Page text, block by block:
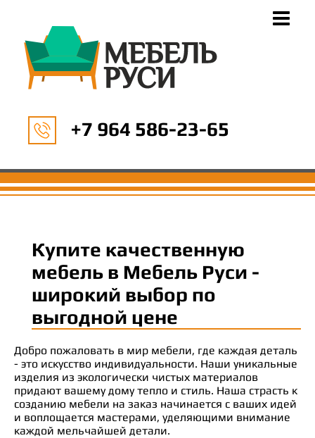
+7 964 586-23-65
Купите качественную
мебель в Мебель Руси -
широкий выбор по
выгодной цене
Добро пожаловать в мир мебели, где каждая деталь
- это искусство индивидуальности. Наши уникальные
изделия из экологически чистых материалов
придают вашему дому тепло и стиль. Наша страсть к
созданию мебели на заказ начинается с ваших идей
и воплощается мастерами, уделяющими внимание
каждой мельчайшей детали.